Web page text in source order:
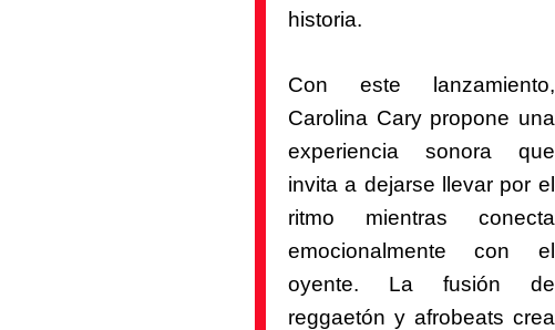
historia.
Con este lanzamiento,
Carolina Cary propone una
experiencia sonora que
invita a dejarse llevar por el
ritmo mientras conecta
emocionalmente con el
oyente. La fusión de
reggaetón y afrobeats crea